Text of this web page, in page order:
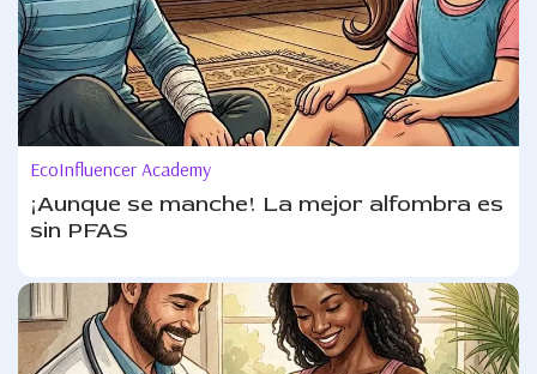
EcoInfluencer Academy
¡Aunque se manche! La mejor alfombra es
sin PFAS